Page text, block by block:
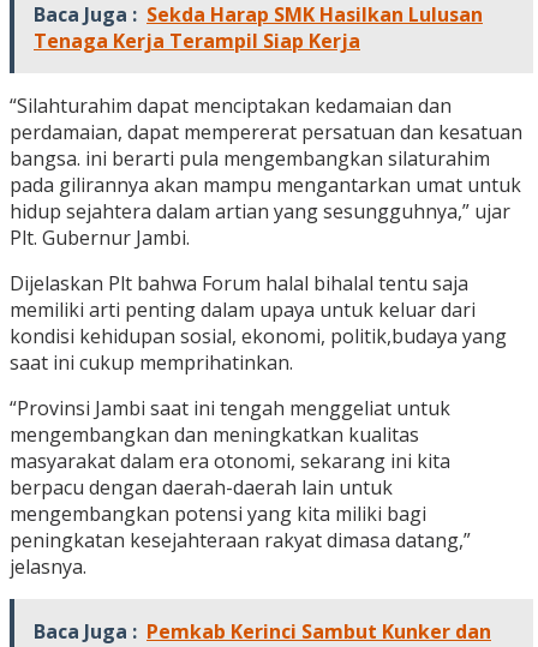
Baca Juga : Sekda Harap SMK Hasilkan Lulusan
Tenaga Kerja Terampil Siap Kerja
“Silahturahim dapat menciptakan kedamaian dan
perdamaian, dapat mempererat persatuan dan kesatuan
bangsa. ini berarti pula mengembangkan silaturahim
pada gilirannya akan mampu mengantarkan umat untuk
hidup sejahtera dalam artian yang sesungguhnya,” ujar
Plt. Gubernur Jambi.
Dijelaskan Plt bahwa Forum halal bihalal tentu saja
memiliki arti penting dalam upaya untuk keluar dari
kondisi kehidupan sosial, ekonomi, politik,budaya yang
saat ini cukup memprihatinkan.
“Provinsi Jambi saat ini tengah menggeliat untuk
mengembangkan dan meningkatkan kualitas
masyarakat dalam era otonomi, sekarang ini kita
berpacu dengan daerah-daerah lain untuk
mengembangkan potensi yang kita miliki bagi
peningkatan kesejahteraan rakyat dimasa datang,”
jelasnya.
Baca Juga : Pemkab Kerinci Sambut Kunker dan